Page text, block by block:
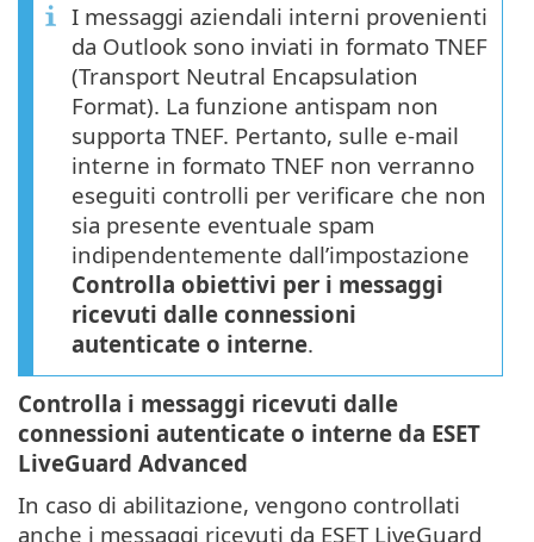
I messaggi aziendali interni provenienti
da Outlook sono inviati in formato TNEF
(Transport Neutral Encapsulation
Format). La funzione antispam non
supporta TNEF. Pertanto, sulle e-mail
interne in formato TNEF non verranno
eseguiti controlli per verificare che non
sia presente eventuale spam
indipendentemente dall’impostazione
Controlla obiettivi per i messaggi
ricevuti dalle connessioni
autenticate o interne.
Controlla i messaggi ricevuti dalle
connessioni autenticate o interne da ESET
LiveGuard Advanced
In caso di abilitazione, vengono controllati
anche i messaggi ricevuti da ESET LiveGuard